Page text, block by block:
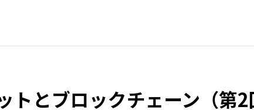
トとブロックチェーン（第